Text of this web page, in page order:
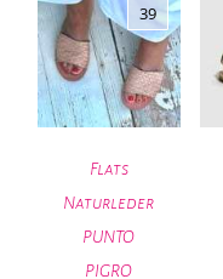
Flats
Naturleder
PUNTO
PIGRO
39